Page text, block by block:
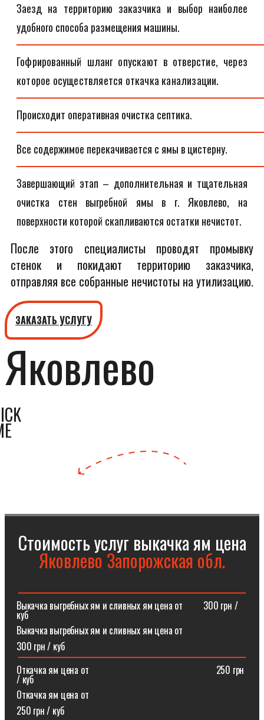
Заезд на территорию заказчика и выбор наиболее
удобного способа размещения машины.
Гофрированный шланг опускают в отверстие, через
которое осуществляется откачка канализации.
Происходит оперативная очистка септика.
Все содержимое перекачивается с ямы в цистерну.
Завершающий этап – дополнительная и тщательная
очистка стен выгребной ямы в г. Яковлево, на
поверхности которой скапливаются остатки нечистот.
После этого специалисты проводят промывку
стенок и покидают территорию заказчика,
отправляя все собранные нечистоты на утилизацию.
ЗАКАЗАТЬ УСЛУГУ
Яковлево
Стоимость услуг выкачка ям цена
Яковлево Запорожская обл.
Выкачка выгребных ям и сливных ям цена от⠀⠀⠀300 грн /
куб
Выкачка выгребных ям и сливных ям цена от
300 грн / куб
Откачка ям цена от ⠀⠀⠀⠀⠀⠀⠀⠀⠀⠀⠀⠀⠀⠀⠀⠀⠀⠀250 грн
/ куб
Откачка ям цена от
250 грн / куб